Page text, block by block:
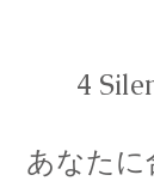
4
あなた